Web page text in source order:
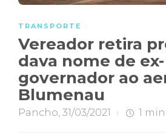
TRANSPORTE
Vereador retira
dava nome de ex-
governador ao
Blumenau
Pancho, 31/03/2021 1 min